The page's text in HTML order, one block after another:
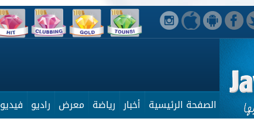
الصفحة الرئيسية أخبار رياضة معرض راديو فيديو